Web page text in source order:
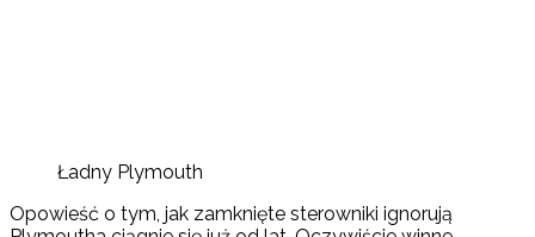
Ładny Plymouth
Opowieść o tym, jak zamknięte sterowniki ignorują